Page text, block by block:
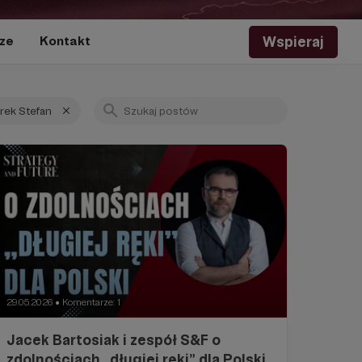
Kontakt Wspieraj
Stefan
29.05.2026 ● Komentarze: 1
Jacek Bartosiak i zespół S&F o